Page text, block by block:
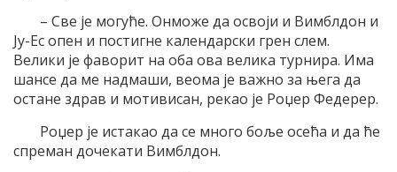
– Све је могуће. Онможе да освоји и Вимблдон и
Ју-Ес опен и постигне календарски грен слем.
Велики је фаворит на оба ова велика турнира. Има
шансе да ме надмаши, веома је важно за њега да
остане здрав и мотивисан, рекао је Роџер Федерер.
Роџер је истакао да се много боље осећа и да ће
спреман дочекати Вимблдон.